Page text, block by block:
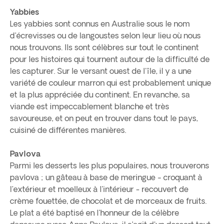
Yabbies
Les yabbies sont connus en Australie sous le nom
d'écrevisses ou de langoustes selon leur lieu où nous
nous trouvons. Ils sont célèbres sur tout le continent
pour les histoires qui tournent autour de la difficulté de
les capturer. Sur le versant ouest de l'île, il y a une
variété de couleur marron qui est probablement unique
et la plus appréciée du continent. En revanche, sa
viande est impeccablement blanche et très
savoureuse, et on peut en trouver dans tout le pays,
cuisiné de différentes manières.
Pavlova
Parmi les desserts les plus populaires, nous trouverons
pavlova ; un gâteau à base de meringue - croquant à
l'extérieur et moelleux à l'intérieur - recouvert de
crème fouettée, de chocolat et de morceaux de fruits.
Le plat a été baptisé en l'honneur de la célèbre